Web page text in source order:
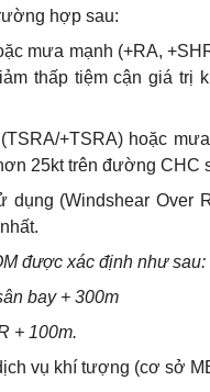
hợp sau:
mưa mạnh (+RA,
ảm thấp tiệm cận giá trị
+TSRA) hoặc
25kt trên đường CHC
dụng (Windshear Over
được xác định như sau:
ân bay + 300m
+ 100m.
vụ khí tượng (cơ sở